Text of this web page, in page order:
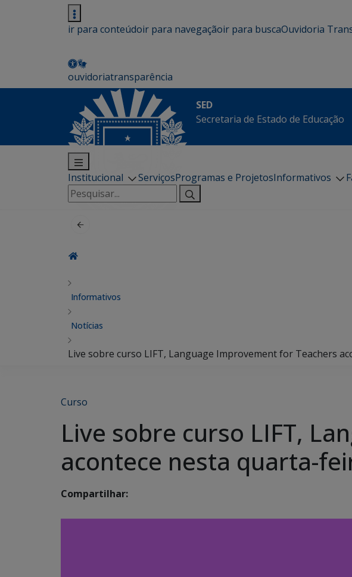
ir para conteúdoir para navegaçãoir para buscaOuvidoria
ouvidoriatransparência
SED
Secretaria de Estado de Educação
Institucional ServiçosProgramas e ProjetosInformativos
Pesquisar
por:
Informativos
Notícias
Live sobre curso LIFT, Language Improvement for Teachers
Curso
Live sobre curso LIFT,
acontece nesta quarta-
Compartilhar: